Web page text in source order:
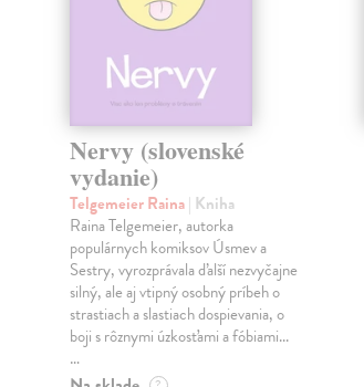
Nervy (slovenské
vydanie)
Telgemeier Raina| Kniha
Raina Telgemeier, autorka
populárnych komiksov Úsmev a
Sestry, vyrozprávala ďalší nezvyčajne
silný, ale aj vtipný osobný príbeh o
strastiach a slastiach dospievania, o
boji s rôznymi úzkosťami a fóbiami...
…